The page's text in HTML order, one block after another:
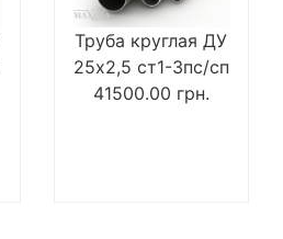
Труба круглая ДУ
25х2,5 ст1-3пс/сп
41500.00 грн.